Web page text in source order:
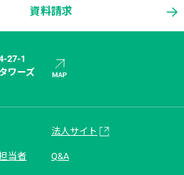
資料請求
27-1
ワーズ
当者
法人サイト
Q&A